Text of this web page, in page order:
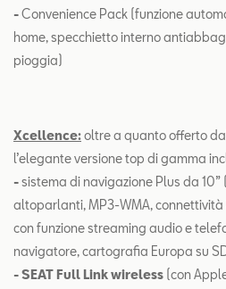
-Convenience Pack (funzione
home, specchietto interno
pioggia)
Xcellence:oltre a quanto offerto
l’elegante versione top di gamma
-sistema di navigazione Plus da
altoparlanti, MP3-WMA, connettività
con funzione streaming audio e
navigatore, cartografia Europa su
-SEAT Full Link wireless (con